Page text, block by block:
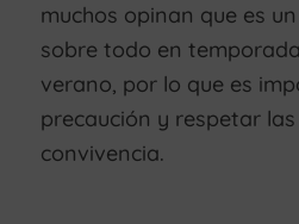
muchos opinan que es
sobre todo en
verano, por lo que es
precaución y respetar
convivencia.